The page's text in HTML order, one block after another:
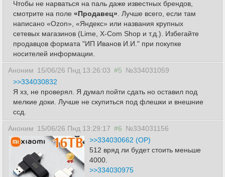
Чтобы не нарваться на паль даже известных брендов,
смотрите на поле «Продавец» . Лучше всего, если там
написано «Ozon», «Яндекс» или названия крупных
сетевых магазинов (Lime, X-Com Shop и т.д.). Избегайте
продавцов формата "ИП Иванов И.И." при покупке
носителей информации.
Аноним 15/06/26 Пнд 13:26:03 #5 №334031059
>>334030832
Я хз, не проверял. Я думал пойти сдать но оставил под
мелкие доки. Лучше не скупиться под флешки и внешние
ссд.
Аноним 15/06/26 Пнд 13:29:17 #6 №334031156
>>334030662 (OP)
512 вряд ли будет стоить меньше
4000.
>>334030975